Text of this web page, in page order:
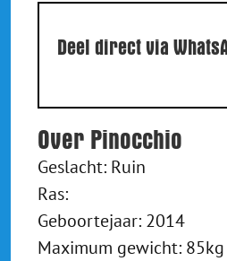
Deel direct via
Over Pinocchio
Geslacht: Ruin
Ras:
Geboortejaar: 2014
Maximum gewicht: 85kg